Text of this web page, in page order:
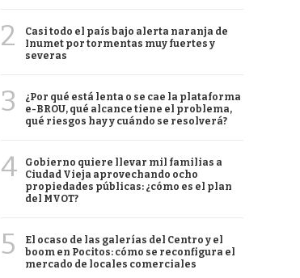
2
Casi todo el país bajo alerta naranja de
Inumet por tormentas muy fuertes y
severas
3
¿Por qué está lenta o se cae la plataforma
e-BROU, qué alcance tiene el problema,
qué riesgos hay y cuándo se resolverá?
4
Gobierno quiere llevar mil familias a
Ciudad Vieja aprovechando ocho
propiedades públicas: ¿cómo es el plan
del MVOT?
5
El ocaso de las galerías del Centro y el
boom en Pocitos: cómo se reconfigura el
mercado de locales comerciales